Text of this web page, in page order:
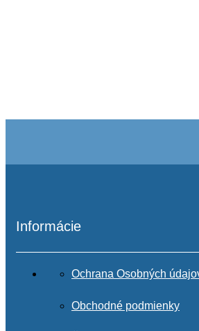
Informácie
Ochrana Osobných
Obchodné podmienky